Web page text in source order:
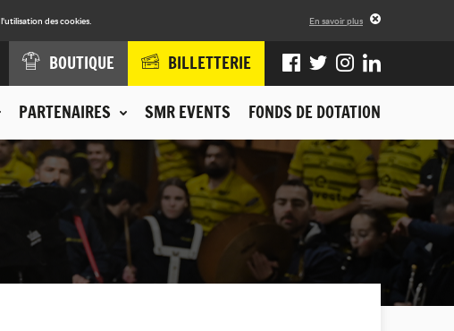
des cookies. En savoir plus
PARTENAIRES SMR EVENTS FONDS DE DOTATION
BOUTIQUE BILLETTERIE